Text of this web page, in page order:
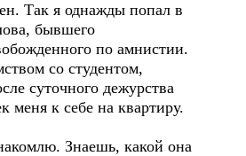
Так я однажды попал в
бывшего
по амнистии.
со студентом,
суточного дежурства
меня к себе на квартиру.
Знаешь, какой она